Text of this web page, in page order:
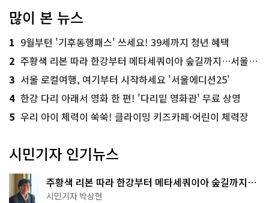
많이 본 뉴스
1 9월부턴 '기후동행패스' 쓰세요! 39세까지 청년 혜택
2 주황색 리본 따라 한강부터 메타세쿼이아 숲길까지…서울둘레길 15코스
3 서울 로컬여행, 여기부터 시작하세요 '서울에디션25'
4 한강 다리 아래서 영화 한 편! '다리밑 영화관' 무료 상영
5 우리 아이 체력이 쑥쑥! 클라이밍 키즈카페·어린이 체력장
시민기자 인기뉴스
주황색 리본 따라 한강부터 메타세쿼이아 숲길까지…
서울둘레길 15코스
시민기자 박상현